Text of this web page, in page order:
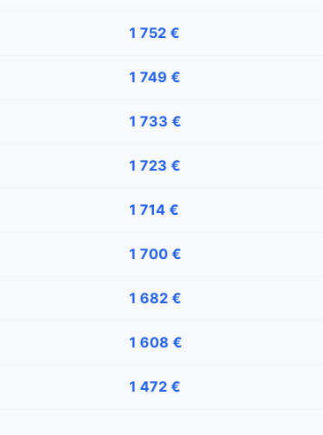
1 752 €
1 749 €
1 733 €
1 723 €
1 714 €
1 700 €
1 682 €
1 608 €
1 472 €